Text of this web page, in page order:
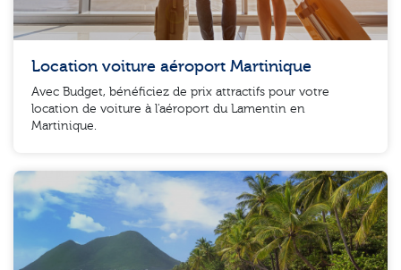
Location voiture aéroport Martinique
Avec Budget, bénéficiez de prix attractifs pour votre
location de voiture à l'aéroport du Lamentin en
Martinique.